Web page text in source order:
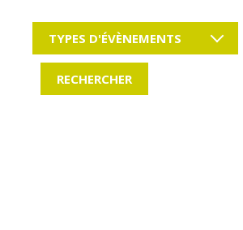
TYPES D'ÉVÈNEMENTS